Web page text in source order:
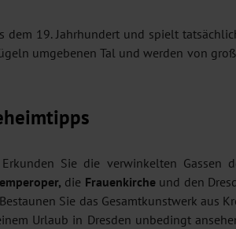
dem 19. Jahrhundert und spielt
umgebenen Tal und werden von
Sie die verwinkelten Gassen
die Frauenkircheund den
Sie das Gesamtkunstwerk aus
Urlaub in Dresden unbedingt